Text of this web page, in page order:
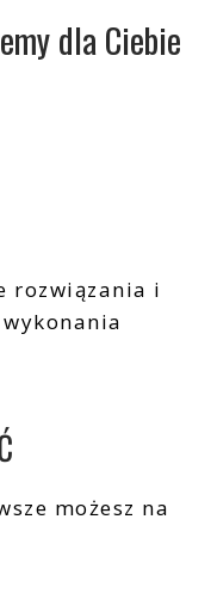
dla Ciebie
rozwiązania i
możesz na